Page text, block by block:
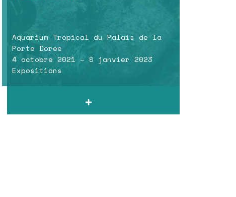
Aquarium Tropical du Palais de la
Porte Dorée
4 octobre 2021 – 8 janvier 2023
Expositions